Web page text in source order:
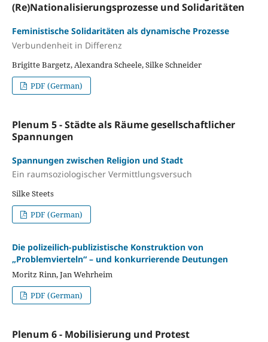
(Re)Nationalisierungsprozesse und Solidaritäten
Feministische Solidaritäten als dynamische Prozesse
Verbundenheit in Differenz
Brigitte Bargetz, Alexandra Scheele, Silke Schneider
PDF (German)
Plenum 5 - Städte als Räume gesellschaftlicher
Spannungen
Spannungen zwischen Religion und Stadt
Ein raumsoziologischer Vermittlungsversuch
Silke Steets
PDF (German)
Die polizeilich-publizistische Konstruktion von
„Problemvierteln“ – und konkurrierende Deutungen
Moritz Rinn, Jan Wehrheim
PDF (German)
Plenum 6 - Mobilisierung und Protest